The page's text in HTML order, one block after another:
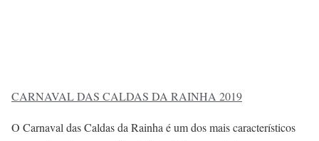
CARNAVAL DAS CALDAS DA RAINHA 2019
O Carnaval das Caldas da Rainha é um dos mais característicos